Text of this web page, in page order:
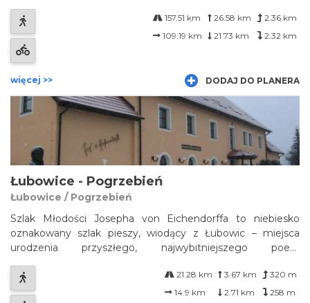
prezentowały się chorągwie husarskie. Ich przemarsz przez
Śląsk za...
157.51 km 26.58 km
2.36 km
109.19 km
21.73 km 2.32 km
więcej >> DODAJ DO PLANERA
Łubowice - Pogrzebień
Łubowice / Pogrzebień
Szlak Młodości Josepha von Eichendorffa to niebiesko
oznakowany szlak pieszy, wiodący z Łubowic – miejsca
urodzenia przyszłego, najwybitniejszego poety
Raciborza. Wędrówka szlakiem przybliża rodzinne strony
Eichendorffa, prowadzi nad Odrę i w l...
21.28 km 3.67 km
320 m
14.9 km
2.71 km 258 m